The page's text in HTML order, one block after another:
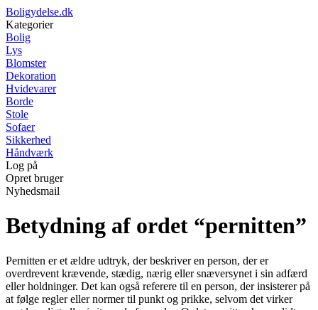
Boligydelse.dk
Kategorier
Bolig
Lys
Blomster
Dekoration
Hvidevarer
Borde
Stole
Sofaer
Sikkerhed
Håndværk
Log på
Opret bruger
Nyhedsmail
Betydning af ordet “pernitten”
Pernitten er et ældre udtryk, der beskriver en person, der er
overdrevent krævende, stædig, nærig eller snæversynet i sin adfærd
eller holdninger. Det kan også referere til en person, der insisterer på
at følge regler eller normer til punkt og prikke, selvom det virker